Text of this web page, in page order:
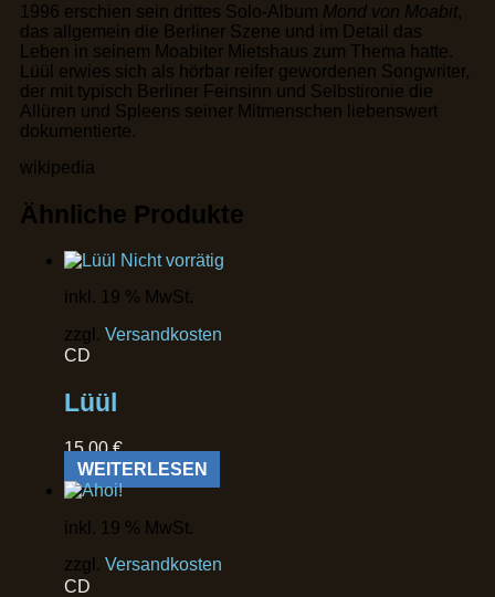
1996 erschien sein drittes Solo-Album Mond von Moabit,
das allgemein die Berliner Szene und im Detail das
Leben in seinem Moabiter Mietshaus zum Thema hatte.
Lüül erwies sich als hörbar reifer gewordenen Songwriter,
der mit typisch Berliner Feinsinn und Selbstironie die
Allüren und Spleens seiner Mitmenschen liebenswert
dokumentierte.
wikipedia
Ähnliche Produkte
Nicht vorrätig
inkl. 19 % MwSt.
zzgl. Versandkosten
CD
Lüül
15,00€
WEITERLESEN
inkl. 19 % MwSt.
zzgl. Versandkosten
CD